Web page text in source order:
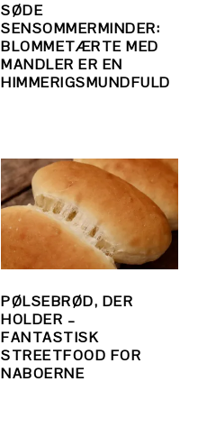
SØDE
SENSOMMERMINDER:
BLOMMETÆRTE MED
MANDLER ER EN
HIMMERIGSMUNDFULD
PØLSEBRØD, DER
HOLDER –
FANTASTISK
STREETFOOD FOR
NABOERNE